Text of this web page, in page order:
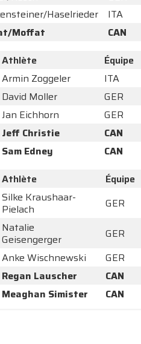
Haselrieder
ITA
Moffat
CAN
Athlète
Équipe
Armin Zoggeler
ITA
David Moller
GER
Jan Eichhorn
GER
Jeff Christie
CAN
Sam Edney
CAN
Athlète
Équipe
Silke Kraushaar-
Pielach
GER
Natalie
Geisengerger
GER
Anke Wischnewski
GER
Regan Lauscher
CAN
Meaghan Simister CAN